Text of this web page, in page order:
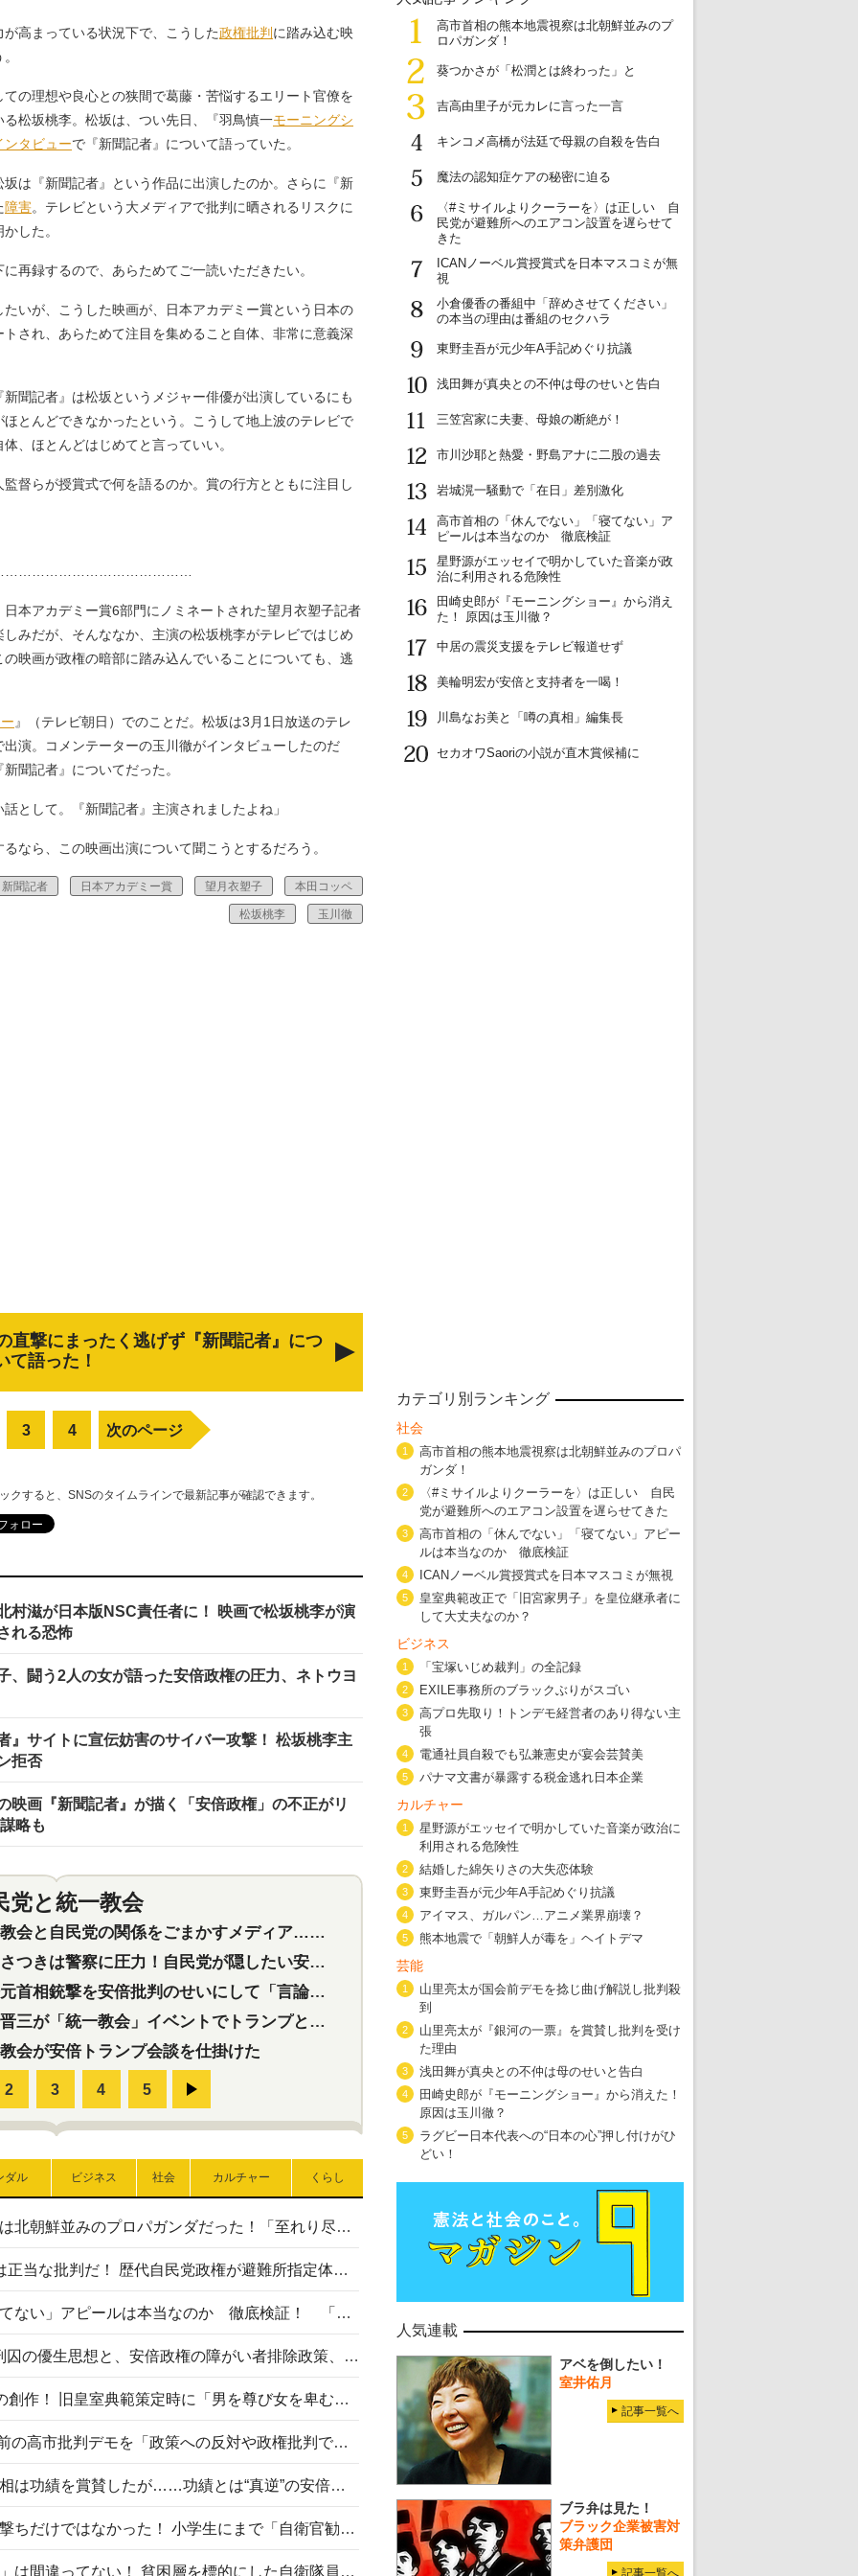
高まっている状況下で、こうした政権批判 に踏み込む映
ての理想や良心との狭間で葛藤・苦悩するエリート官僚を
松坂桃李。松坂は、つい先日、『羽鳥慎一モーニングシ
ンタビューで『新聞記者』について語っていた。
は『新聞記者』という作品に出演したのか。さらに『新
障害。テレビという大メディアで批判に晒されるリスクに
した。
再録するので、あらためてご一読いただきたい。
いが、こうした映画が、日本アカデミー賞という日本の
され、あらためて注目を集めること自体、非常に意義深
聞記者』は松坂というメジャー俳優が出演しているにも
とんどできなかったという。こうして地上波のテレビで
、ほとんどはじめてと言っていい。
督らが授賞式で何を語るのか。賞の行方とともに注目し
本アカデミー賞6部門にノミネートされた望月衣塑子記者
みだが、そんななか、主演の松坂桃李がテレビではじめ
映画が政権の暗部に踏み込んでいることについても、逃
』（テレビ朝日）でのことだ。松坂は3月1日放送のテレ
演。コメンテーターの玉川徹がインタビューしたのだ
聞記者』についてだった。
として。『新聞記者』主演されましたよね」
なら、この映画出演について聞こうとするだろう。
新聞記者 日本アカデミー賞 望月衣塑子 本田コッペ
松坂桃李 玉川徹
直撃にまったく逃げず『新聞記者』につ
て語った！
3 4 次のページ
クすると、SNSのタイムラインで最新記事が確認できます。
村滋が日本版NSC責任者に！ 映画で松坂桃李が演
れる恐怖
、闘う2人の女が語った安倍政権の圧力、ネトウヨ
』サイトに宣伝妨害のサイバー攻撃！ 松坂桃李主
拒否
映画『新聞記者』が描く「安倍政権」の不正がリ
略も
党と統一教会
と自民党の関係をごまかすメディア…民放は有田芳生に発言自粛を要求
きは警察に圧力！自民党が隠したい安倍元首相と統一教会の深い関係
相銃撃を安倍批判のせいにして「言論封殺」に利用する自民党応援団
が「統一教会」イベントでトランプと演説！同性婚や夫婦別姓を攻撃
会が安倍トランプ会談を仕掛けた
特集 2 東京五輪強行開催特別企画 大ウソだら
・
五輪入場行進にすぎやまこういちの曲、杉田水脈の
・ 五輪サッカー・久保建英が南アの陽性者に「僕らに損ではない
・
五輪関係者が入国当日、築地を散歩！
ダル ビジネス 社会 カルチャー くらし
高市首相の熊本地震避難所視察は北朝鮮並みのプロパガンダだった！「至れり尽くせり」の選ばれた避難所の一方で実態は…
〈#ミサイルよりクーラーを〉は正当な批判だ！ 歴代自民党政権が避難所指定体育館へのエアコン設置を遅らせてきた客観的事実
高市首相の「休んでない」「寝てない」アピールは本当なのか 徹底検証！ 「資料読み込み」「アイロンがけ」も矛盾だらけ…
相模原事件から10年──植松死刑囚の優生思想と、安倍政権の障がい者排除政策、右派勢力の差別主義との関係を改めて問う
“男系男子の皇位継承”は明治期の創作！ 旧皇室典範策定時に「男を尊び女を卑むの慣習、人民の脳髄」とトンデモ論で女性天皇を否定
山里亮太が『DayDay.』で国会前の高市批判デモを「政策への反対や政権批判でない」と捻じ曲げ解説 デモ参加者から批判殺到
安倍晋三元首相の命日で高市首相は功績を賞賛したが……功績とは“真逆”の安倍元首相のトンデモ発言を振り返る
自衛隊リクルートは貧困層狙い撃ちだけではなかった！ 小学生にまで「自衛官勧誘」目的のパンフレット作成
「自衛隊は経済的に厳しい子が」は間違ってない！ 貧困層を標的にした自衛隊員募集、やす子、山上被告も…日本でも進む“経済的徴兵制”
1
高市首相の熊本地震視察は北朝鮮並みのプ
ロパガンダ！
2
葵つかさが「松潤とは終わった」と
3
吉高由里子が元カレに言った一言
4
キンコメ高橋が法廷で母親の自殺を告白
5
魔法の認知症ケアの秘密に迫る
6
〈#ミサイルよりクーラーを〉は正しい 自
民党が避難所へのエアコン設置を遅らせて
きた
7
ICANノーベル賞授賞式を日本マスコミが無
視
8
小倉優香の番組中「辞めさせてください」
の本当の理由は番組のセクハラ
9
東野圭吾が元少年A手記めぐり抗議
10
浅田舞が真央との不仲は母のせいと告白
11
三笠宮家に夫妻、母娘の断絶が！
12
市川沙耶と熱愛・野島アナに二股の過去
13
岩城滉一騒動で「在日」差別激化
14
高市首相の「休んでない」「寝てない」ア
ピールは本当なのか 徹底検証
15
星野源がエッセイで明かしていた音楽が政
治に利用される危険性
16
田崎史郎が『モーニングショー』から消え
た！ 原因は玉川徹？
17
中居の震災支援をテレビ報道せず
18
美輪明宏が安倍と支持者を一喝！
19
川島なお美と「噂の真相」編集長
20
セカオワSaoriの小説が直木賞候補に
カテゴリ別ランキング
社会
1
高市首相の熊本地震視察は北朝鮮並みのプロパ
ガンダ！
2
〈#ミサイルよりクーラーを〉は正しい 自民
党が避難所へのエアコン設置を遅らせてきた
3
高市首相の「休んでない」「寝てない」アピー
ルは本当なのか 徹底検証
4 ICANノーベル賞授賞式を日本マスコミが無視
5
皇室典範改正で「旧宮家男子」を皇位継承者に
して大丈夫なのか？
ビジネス
1 「宝塚いじめ裁判」の全記録
2 EXILE事務所のブラックぶりがスゴい
3
高プロ先取り！トンデモ経営者のあり得ない主
張
4 電通社員自殺でも弘兼憲史が宴会芸賛美
5 パナマ文書が暴露する税金逃れ日本企業
カルチャー
1
星野源がエッセイで明かしていた音楽が政治に
利用される危険性
2 結婚した綿矢りさの大失恋体験
3 東野圭吾が元少年A手記めぐり抗議
4 アイマス、ガルパン…アニメ業界崩壊？
5 熊本地震で「朝鮮人が毒を」ヘイトデマ
芸能
1
山里亮太が国会前デモを捻じ曲げ解説し批判殺
到
2
山里亮太が『銀河の一票』を賞賛し批判を受け
た理由
3 浅田舞が真央との不仲は母のせいと告白
4
田崎史郎が『モーニングショー』から消えた！
原因は玉川徹？
5
ラグビー日本代表への“日本の心”押し付けがひ
どい！
人気連載
アベを倒したい！
室井佑月
記事一覧へ
ブラ弁は見た！
ブラック企業被害対
策弁護団
記事一覧へ